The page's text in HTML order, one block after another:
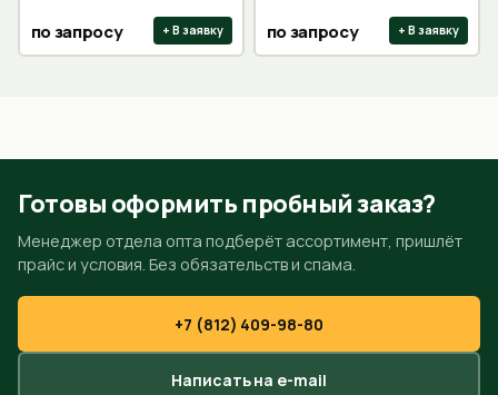
по запросу + В заявку по запросу + В заявку
Готовы оформить пробный заказ?
Менеджер отдела опта подберёт ассортимент, пришлёт
прайс и условия. Без обязательств и спама.
+7 (812) 409-98-80
Написать на e-mail